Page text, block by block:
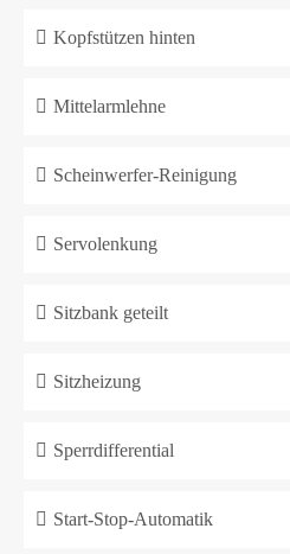
Kopfstützen hinten
Mittelarmlehne
Scheinwerfer-Reinigung
Servolenkung
Sitzbank geteilt
Sitzheizung
Sperrdifferential
Start-Stop-Automatik